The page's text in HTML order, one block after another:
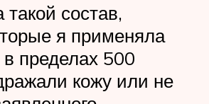
состав,
я применяла
пределах 500
кожу или не